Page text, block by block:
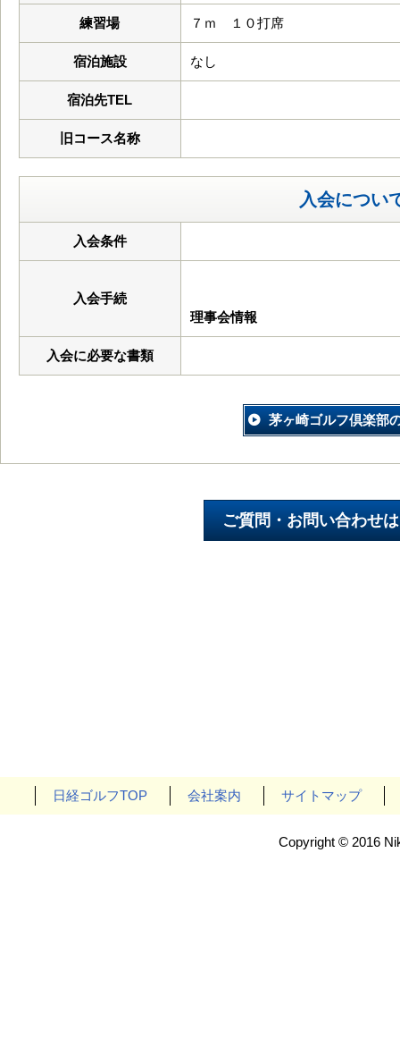
練習場 ７ｍ １０打席
宿泊施設 なし
宿泊先TEL
旧コース名称
入会につい
入会条件
入会手続
理事会情報
入会に必要な書類
茅ヶ崎ゴルフ倶楽部
日経ゴルフTOP 会社案内 サイトマップ
Copyright © 2016